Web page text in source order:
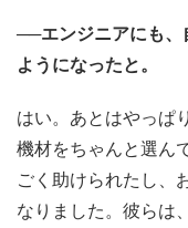
──エンジニアにも、
ようになったと。
はい。あとはやっぱ
機材をちゃんと選ん
ごく助けられたし、
なりました。彼らは